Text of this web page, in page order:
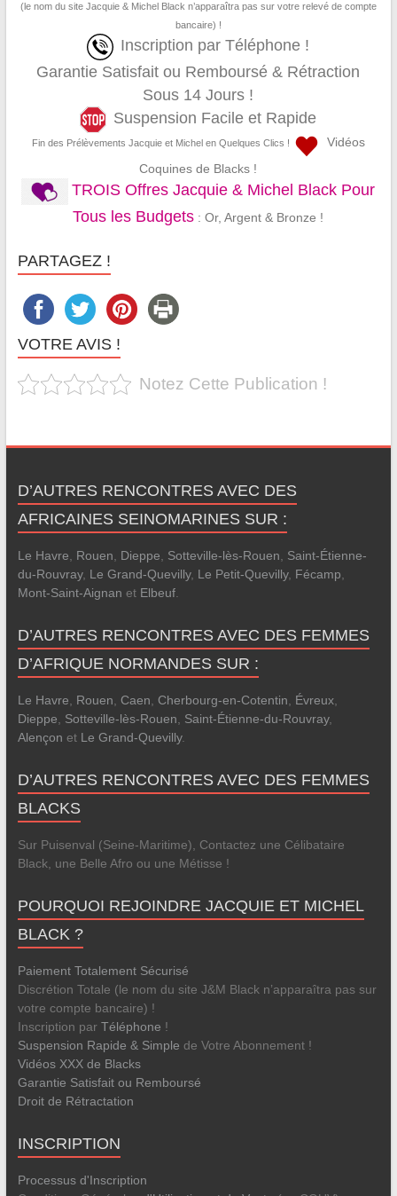
(le nom du site Jacquie & Michel Black n’apparaîtra pas sur votre relevé de compte
bancaire) !
Inscription par Téléphone !
Garantie Satisfait ou Remboursé & Rétraction
Sous 14 Jours !
Suspension Facile et Rapide
Fin des Prélèvements Jacquie et Michel en Quelques Clics !
Vidéos
Coquines de Blacks !
TROIS Offres Jacquie & Michel Black Pour
Tous les Budgets : Or, Argent & Bronze !
PARTAGEZ !
VOTRE AVIS !
Notez Cette Publication !
D’AUTRES RENCONTRES AVEC DES
AFRICAINES SEINOMARINES SUR :
Le Havre, Rouen, Dieppe, Sotteville-lès-Rouen, Saint-Étienne-
du-Rouvray, Le Grand-Quevilly, Le Petit-Quevilly, Fécamp,
Mont-Saint-Aignan et Elbeuf.
D’AUTRES RENCONTRES AVEC DES FEMMES
D’AFRIQUE NORMANDES SUR :
Le Havre, Rouen, Caen, Cherbourg-en-Cotentin, Évreux,
Dieppe, Sotteville-lès-Rouen, Saint-Étienne-du-Rouvray,
Alençon et Le Grand-Quevilly.
D’AUTRES RENCONTRES AVEC DES FEMMES
BLACKS
Sur Puisenval (Seine-Maritime), Contactez une Célibataire
Black, une Belle Afro ou une Métisse !
POURQUOI REJOINDRE JACQUIE ET MICHEL
BLACK ?
Paiement Totalement Sécurisé
Discrétion Totale (le nom du site J&M Black n’apparaîtra pas sur
votre compte bancaire) !
Inscription par Téléphone !
Suspension Rapide & Simple de Votre Abonnement !
Vidéos XXX de Blacks
Garantie Satisfait ou Remboursé
Droit de Rétractation
INSCRIPTION
Processus d'Inscription